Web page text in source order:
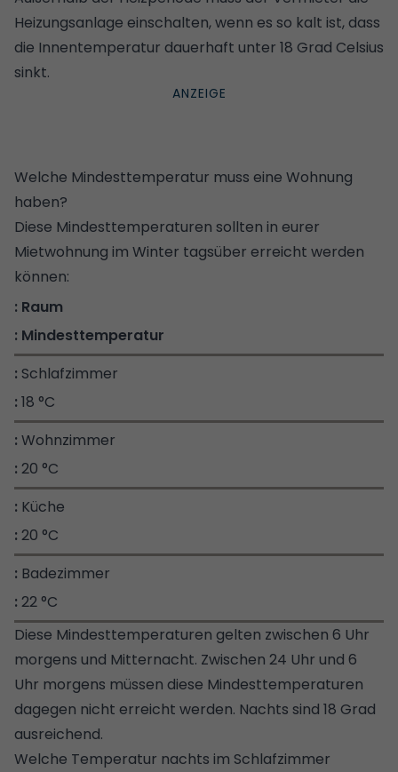
Heizungsanlage einschalten, wenn es so kalt ist, dass
die Innentemperatur dauerhaft unter 18 Grad Celsius
sinkt.
Welche Mindesttemperatur muss eine Wohnung
haben?
Diese Mindesttemperaturen sollten in eurer
Mietwohnung im Winter tagsüber erreicht werden
können:
Raum
Mindesttemperatur
Schlafzimmer
18 °C
Wohnzimmer
20 °C
Küche
20 °C
Badezimmer
22 °C
Diese Mindesttemperaturen gelten zwischen 6 Uhr
morgens und Mitternacht. Zwischen 24 Uhr und 6
Uhr morgens müssen diese Mindesttemperaturen
dagegen nicht erreicht werden. Nachts sind 18 Grad
ausreichend.
Welche Temperatur nachts im Schlafzimmer